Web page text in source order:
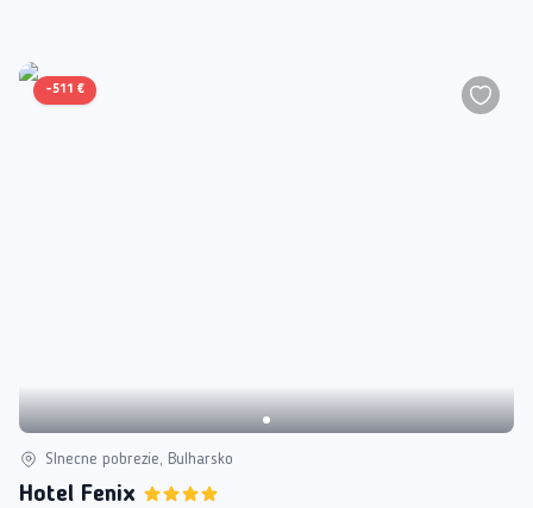
-511 €
Slnecne pobrezie, Bulharsko
Hotel Fenix